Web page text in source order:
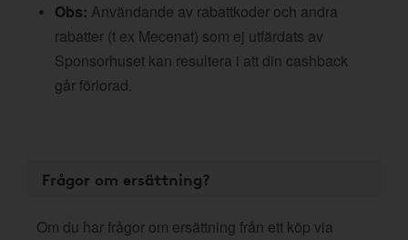
Obs: Användande av rabattkoder och andra
rabatter (t ex Mecenat) som ej utfärdats av
Sponsorhuset kan resultera i att din cashback
går förlorad.
Frågor om ersättning?
Om du har frågor om ersättning från ett köp via